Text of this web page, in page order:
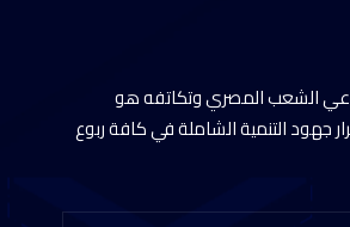
وعي الشعب المصري وتكاتفه هو
جهود التنمية الشاملة في كافة ربوع